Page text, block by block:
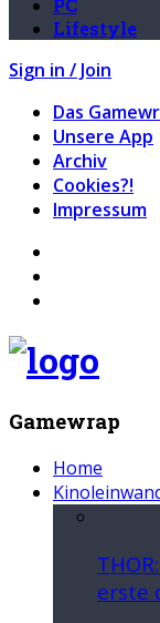
Lifestyle
Sign in / Join
Das
Unsere App
Archiv
Cookies?!
Impressum
Gamewrap
Home
erste